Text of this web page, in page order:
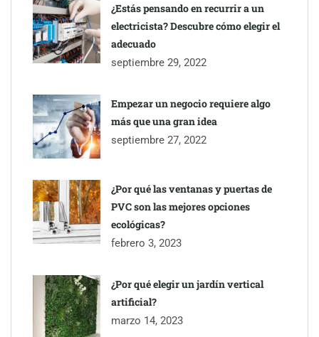
¿Estás pensando en recurrir a un
electricista? Descubre cómo elegir el
adecuado
septiembre 29, 2022
Empezar un negocio requiere algo
más que una gran idea
septiembre 27, 2022
¿Por qué las ventanas y puertas de
PVC son las mejores opciones
ecológicas?
febrero 3, 2023
¿Por qué elegir un jardín vertical
artificial?
marzo 14, 2023